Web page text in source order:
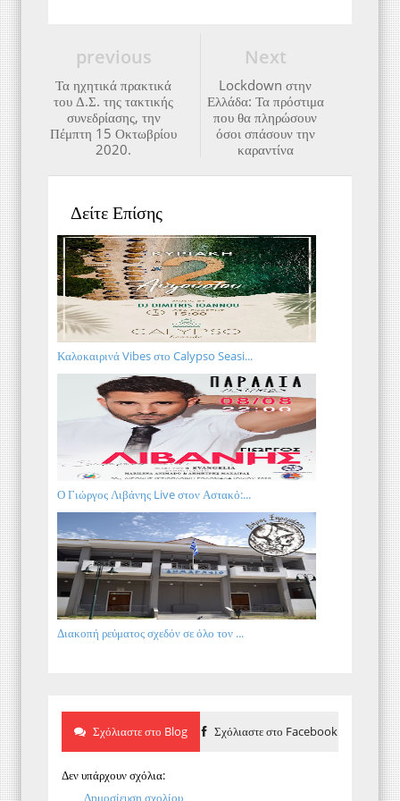
Next
Lockdown στην
Ελλάδα: Τα πρόστιμα
που θα πληρώσουν
όσοι σπάσουν την
καραντίνα
previous
Τα ηχητικά πρακτικά
του Δ.Σ. της τακτικής
συνεδρίασης, την
Πέμπτη 15 Οκτωβρίου
2020.
Δείτε Επίσης
Καλοκαιρινά Vibes στο Calypso Seasi...
Ο Γιώργος Λιβάνης Live στον Αστακό:...
Διακοπή ρεύματος σχεδόν σε όλο τον ...
Σχόλιαστε στο Blog Σχόλιαστε στο Facebook
Δεν υπάρχουν σχόλια:
Δημοσίευση σχολίου